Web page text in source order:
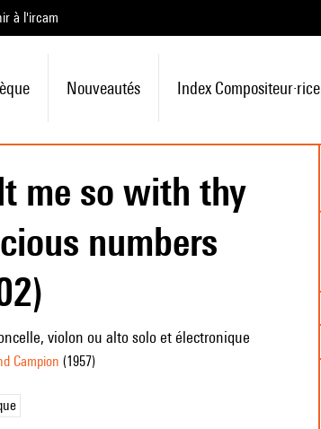
à l'ircam
Nouveautés Index Compositeur·rice
me so with thy
numbers
violon ou alto solo et électronique
Campion (1957)